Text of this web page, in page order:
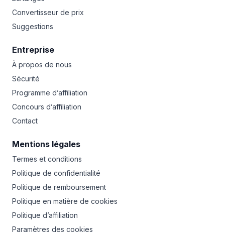
Convertisseur de prix
Suggestions
Entreprise
À propos de nous
Sécurité
Programme d’affiliation
Concours d’affiliation
Contact
Mentions légales
Termes et conditions
Politique de confidentialité
Politique de remboursement
Politique en matière de cookies
Politique d’affiliation
Paramètres des cookies